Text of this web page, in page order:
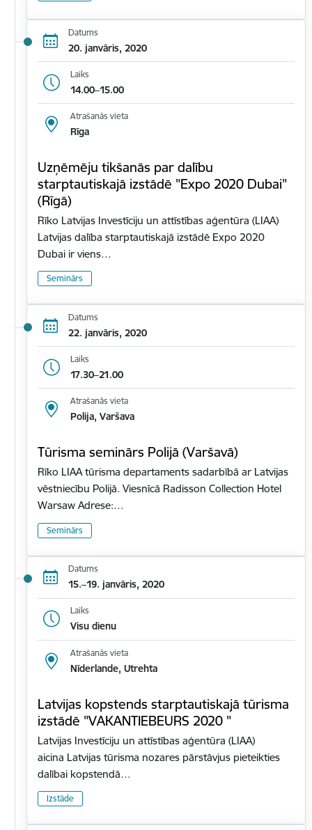
Datums
20. janvāris, 2020
Laiks
14.00–15.00
Atrašanās vieta
Rīga
Uzņēmēju tikšanās par dalību
starptautiskajā izstādē "Expo 2020 Dubai"
(Rīgā)
Rīko Latvijas Investīciju un attīstības aģentūra (LIAA)
Latvijas dalība starptautiskajā izstādē Expo 2020
Dubai ir viens…
Seminārs
Datums
22. janvāris, 2020
Laiks
17.30–21.00
Atrašanās vieta
Polija, Varšava
Tūrisma seminārs Polijā (Varšavā)
Rīko LIAA tūrisma departaments sadarbībā ar Latvijas
vēstniecību Polijā. Viesnīcā Radisson Collection Hotel
Warsaw Adrese:…
Seminārs
Datums
15.–19. janvāris, 2020
Laiks
Visu dienu
Atrašanās vieta
Nīderlande, Utrehta
Latvijas kopstends starptautiskajā tūrisma
izstādē "VAKANTIEBEURS 2020 "
Latvijas Investīciju un attīstības aģentūra (LIAA)
aicina Latvijas tūrisma nozares pārstāvjus pieteikties
dalībai kopstendā…
Izstāde